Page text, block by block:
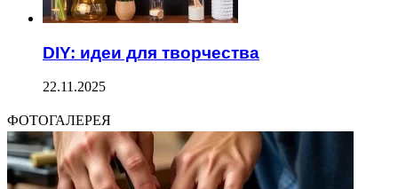
DIY: идеи для творчества
22.11.2025
ФОТОГАЛЕРЕЯ